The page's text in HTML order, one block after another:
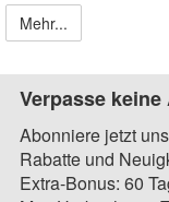
Mehr...
Verpasse
Abonniere jetzt
Rabatte und
Extra-Bonus: 60